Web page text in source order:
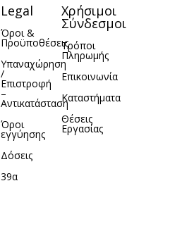
Legal
Όροι &
Προϋποθέσεις
Υπαναχώρηση
/
Επιστροφή
–
Αντικατάσταση
Όροι
εγγύησης
Δόσεις
39α
Χρήσιμοι
Σύνδεσμοι
Τρόποι
Πληρωμής
Επικοινωνία
Καταστήματα
Θέσεις
Εργασίας